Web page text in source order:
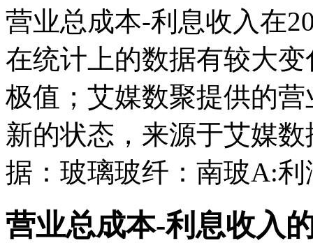
营业总成本-利息收入在
在统计上的数据有较大
极值；艾媒数聚提供的
新的状态，来源于艾媒
据：玻璃玻纤：南玻A:
营业总成本-利息收入